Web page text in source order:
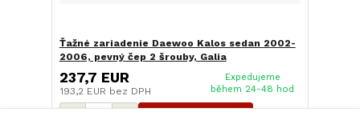
Ťažné zariadenie Daewoo Kalos sedan 2002-
2006, pevný čep 2 šrouby, Galia
237,7 EUR
193,2 EUR bez DPH
Expedujeme
během 24-48 hod